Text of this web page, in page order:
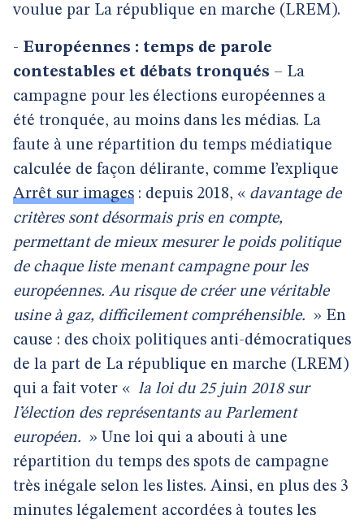
voulue par La république en marche (LREM).
- Européennes : temps de parole
contestables et débats tronqués – La
campagne pour les élections européennes a
été tronquée, au moins dans les médias. La
faute à une répartition du temps médiatique
calculée de façon délirante, comme l’explique
Arrêt sur images : depuis 2018, « davantage de
critères sont désormais pris en compte,
permettant de mieux mesurer le poids politique
de chaque liste menant campagne pour les
européennes. Au risque de créer une véritable
usine à gaz, difficilement compréhensible. » En
cause : des choix politiques anti-démocratiques
de la part de La république en marche (LREM)
qui a fait voter « la loi du 25 juin 2018 sur
l’élection des représentants au Parlement
européen. » Une loi qui a abouti à une
répartition du temps des spots de campagne
très inégale selon les listes. Ainsi, en plus des 3
minutes légalement accordées à toutes les